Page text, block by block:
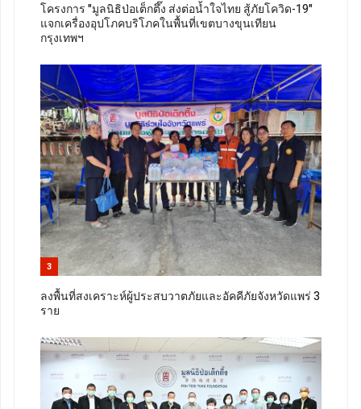
โครงการ "มูลนิธิป่อเต็กตึ๊ง ส่งต่อน้ำใจไทย สู้ภัยโควิด-19"
แจกเครื่องอุปโภคบริโภคในพื้นที่เขตบางขุนเทียน
กรุงเทพฯ
3
ลงพื้นที่สงเคราะห์ผู้ประสบวาตภัยและอัคคีภัยจังหวัดแพร่ 3
ราย